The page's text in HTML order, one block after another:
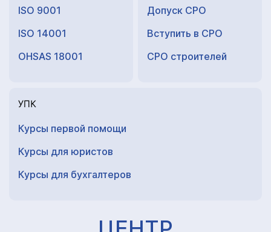
ISO 9001
ISO 14001
OHSAS 18001
Допуск СРО
Вступить в СРО
СРО строителей
УПК
Курсы первой помощи
Курсы для юристов
Курсы для бухгалтеров